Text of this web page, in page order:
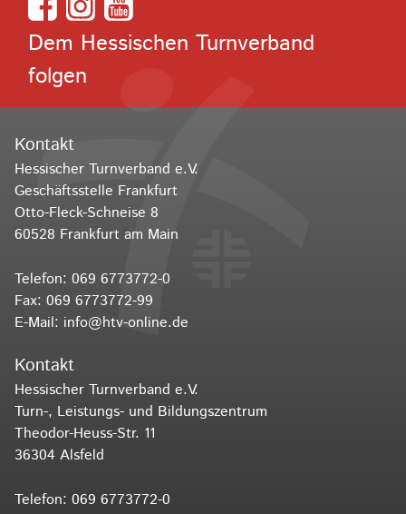
Dem Hessischen Turnverband
folgen
Kontakt
Hessischer Turnverband e.V.
Geschäftsstelle Frankfurt
Otto-Fleck-Schneise 8
60528 Frankfurt am Main
Telefon: 069 6773772-0
Fax: 069 6773772-99
E-Mail: info@htv-online.de
Kontakt
Hessischer Turnverband e.V.
Turn-, Leistungs- und Bildungszentrum
Theodor-Heuss-Str. 11
36304 Alsfeld
Telefon: 069 6773772-0